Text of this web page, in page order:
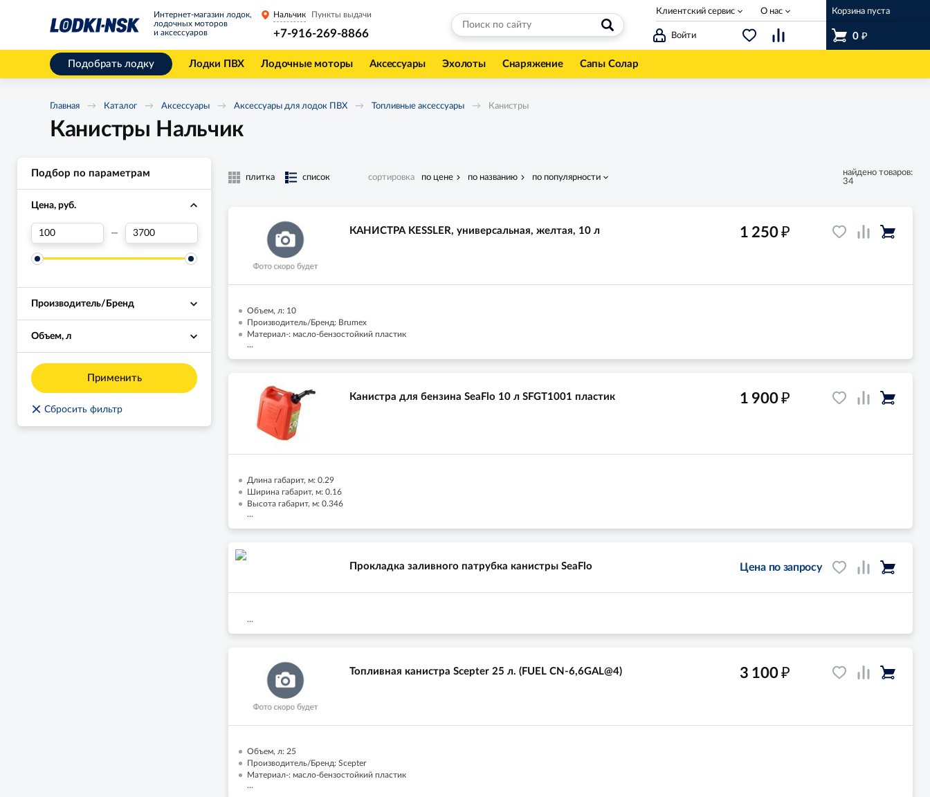
Интернет-магазин лодок,
лодочных моторов
и аксессуаров
Войти
Корзина пуста
0 ₽
Нальчик Пункты выдачи
+7-916-269-8866
Клиентский сервис О нас
Подобрать лодку Лодки ПВХ Лодочные моторы Аксессуары Эхолоты Снаряжение Сапы Солар
Главная Каталог Аксессуары Аксессуары для лодок ПВХ Топливные аксессуары Канистры
Канистры Нальчик
Подбор по параметрам
Цена, руб.
—
Производитель/Бренд
Объем, л
Применить
× Сбросить фильтр
плитка список сортировка по цене по названию по популярности
найдено товаров:
34
КАНИСТРА KESSLER, универсальная, желтая, 10 л
Объем, л: 10
Производитель/Бренд: Brumex
Материал-: масло-бензостойкий пластик
...
1 250₽
Канистра для бензина SeaFlo 10 л SFGT1001 пластик
Длина габарит, м: 0.29
Ширина габарит, м: 0.16
Высота габарит, м: 0.346
...
1 900₽
Прокладка заливного патрубка канистры SeaFlo
...
Цена по запросу
Топливная канистра Scepter 25 л. (FUEL CN-6,6GAL@4)
Объем, л: 25
Производитель/Бренд: Scepter
Материал-: масло-бензостойкий пластик
...
3 100₽